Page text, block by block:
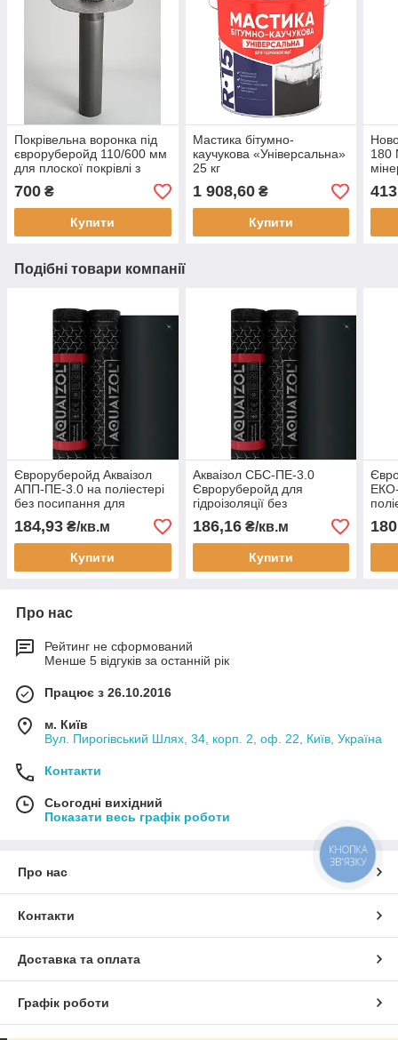
Покрівельна воронка під
євроруберойд 110/600 мм
для плоскої покрівлі з
листяуловлювачем
700 ₴
Купити
Мастика бітумно-
каучукова «Універсальна»
25 кг
1 908,60₴
Купити
180
413
Подібні товари компанії
Євроруберойд Акваізол
АПП-ПЕ-3.0 на поліестері
без посипання для
фундаменту
184,93 ₴/кв.м
Купити
Акваізол СБС-ПЕ-3.0
Євроруберойд для
гідроізоляції без
посипання нижній шар на
поліестері
186,16₴/кв.м
Купити
Про нас
Рейтинг не сформований
Менше 5 відгуків за останній рік
Працює з 26.10.2016
м. Київ
Вул. Пирогівський Шлях, 34, корп. 2, оф. 22, Київ, Україна
Контакти
Сьогодні вихідний
Показати весь графік роботи
Про нас
Контакти
Доставка та оплата
Графік роботи
КНОПКА
ЗВ'ЯЗКУ